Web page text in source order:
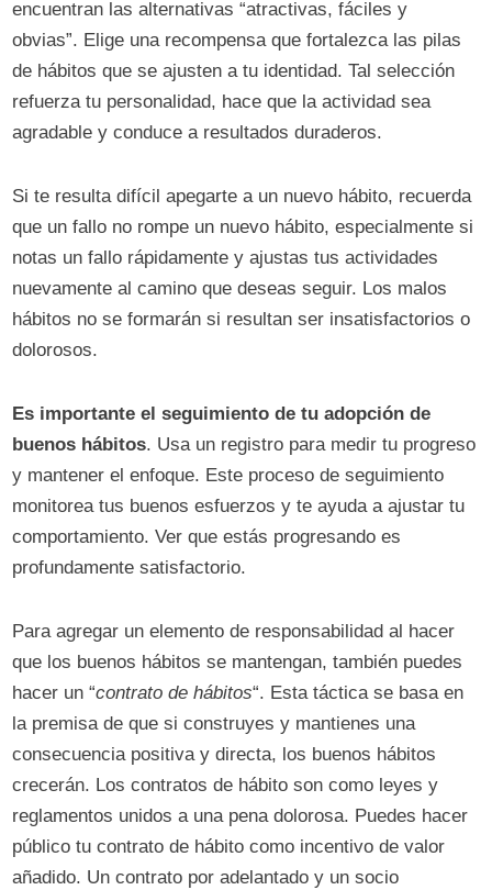
encuentran las alternativas “atractivas, fáciles y
obvias”. Elige una recompensa que fortalezca las pilas
de hábitos que se ajusten a tu identidad. Tal selección
refuerza tu personalidad, hace que la actividad sea
agradable y conduce a resultados duraderos.
Si te resulta difícil apegarte a un nuevo hábito, recuerda
que un fallo no rompe un nuevo hábito, especialmente si
notas un fallo rápidamente y ajustas tus actividades
nuevamente al camino que deseas seguir. Los malos
hábitos no se formarán si resultan ser insatisfactorios o
dolorosos.
Es importante el seguimiento de tu adopción de
buenos hábitos. Usa un registro para medir tu progreso
y mantener el enfoque. Este proceso de seguimiento
monitorea tus buenos esfuerzos y te ayuda a ajustar tu
comportamiento. Ver que estás progresando es
profundamente satisfactorio.
Para agregar un elemento de responsabilidad al hacer
que los buenos hábitos se mantengan, también puedes
hacer un “contrato de hábitos“. Esta táctica se basa en
la premisa de que si construyes y mantienes una
consecuencia positiva y directa, los buenos hábitos
crecerán. Los contratos de hábito son como leyes y
reglamentos unidos a una pena dolorosa. Puedes hacer
público tu contrato de hábito como incentivo de valor
añadido. Un contrato por adelantado y un socio